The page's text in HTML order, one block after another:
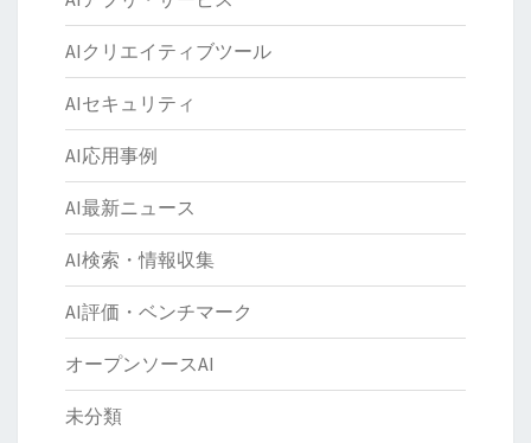
AIクリエイティブツール
AIセキュリティ
AI応用事例
AI最新ニュース
AI検索・情報収集
AI評価・ベンチマーク
オープンソースAI
未分類